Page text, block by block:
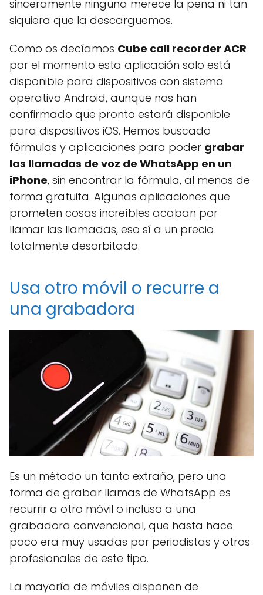
sinceramente ninguna merece la pena ni tan
siquiera que la descarguemos.
Como os decíamos Cube call recorder ACR
por el momento esta aplicación solo está
disponible para dispositivos con sistema
operativo Android, aunque nos han
confirmado que pronto estará disponible
para dispositivos iOS. Hemos buscado
fórmulas y aplicaciones para poder grabar
las llamadas de voz de WhatsApp en un
iPhone, sin encontrar la fórmula, al menos de
forma gratuita. Algunas aplicaciones que
prometen cosas increíbles acaban por
llamar las llamadas, eso sí a un precio
totalmente desorbitado.
Usa otro móvil o recurre a
una grabadora
Es un método un tanto extraño, pero una
forma de grabar llamas de WhatsApp es
recurrir a otro móvil o incluso a una
grabadora convencional, que hasta hace
poco era muy usadas por periodistas y otros
profesionales de este tipo.
La mayoría de móviles disponen de